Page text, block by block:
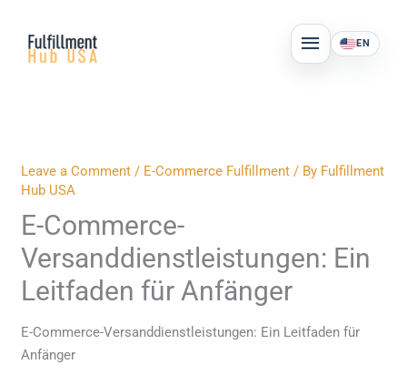
content
MAIN
MENU
EN
Leave a Comment / E-Commerce Fulfillment / By Fulfillment
Hub USA
E-Commerce-
Versanddienstleistungen: Ein
Leitfaden für Anfänger
E-Commerce-Versanddienstleistungen: Ein Leitfaden für
Anfänger